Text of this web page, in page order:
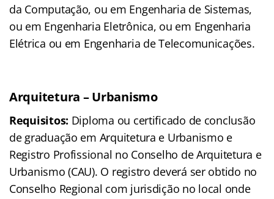
da Computação, ou em Engenharia de Sistemas,
ou em Engenharia Eletrônica, ou em Engenharia
Elétrica ou em Engenharia de Telecomunicações.
Arquitetura – Urbanismo
Requisitos: Diploma ou certificado de conclusão
de graduação em Arquitetura e Urbanismo e
Registro Profissional no Conselho de Arquitetura e
Urbanismo (CAU). O registro deverá ser obtido no
Conselho Regional com jurisdição no local onde